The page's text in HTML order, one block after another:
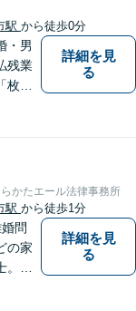
駅 から徒歩0分
・男
残業
方
点
まい
詳細を見
る
かたエール法律事務所
駅 から徒歩1分
問
の家
依
詳細を見
る